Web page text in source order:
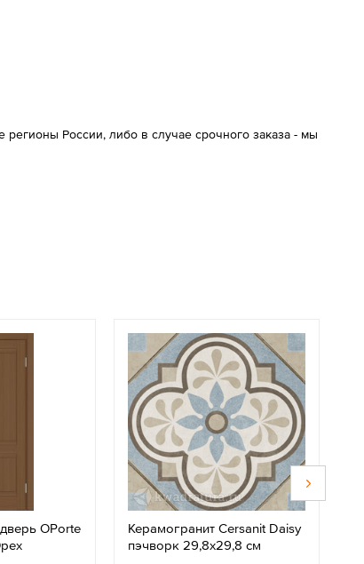
России, либо в случае срочного заказа - мы
OPorte
Керамогранит Cersanit Daisy
пэчворк 29,8x29,8 см